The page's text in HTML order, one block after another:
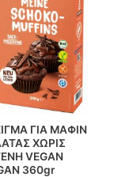
ΓΙΑ ΜΑΦΙΝ
ΧΩΡΙΣ
VEGAN
360gr